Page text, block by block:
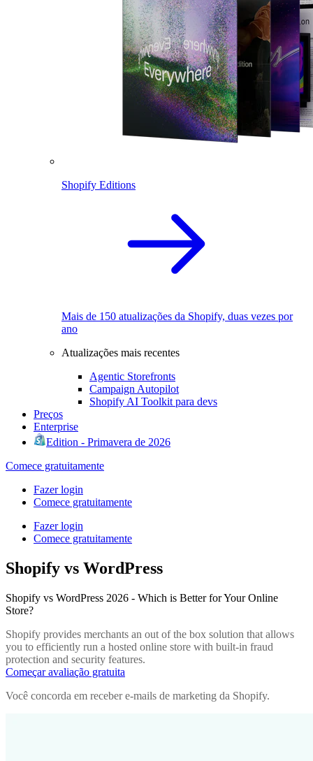
Shopify Editions
Mais de 150 atualizações da Shopify, duas vezes por
ano
Atualizações mais recentes
Agentic Storefronts
Campaign Autopilot
Shopify AI Toolkit para devs
Preços
Enterprise
Edition - Primavera de 2026
Comece gratuitamente
Fazer login
Comece gratuitamente
Fazer login
Comece gratuitamente
Shopify vs WordPress
Shopify vs WordPress 2026 - Which is Better for Your Online
Store?
Shopify provides merchants an out of the box solution that allows
you to efficiently run a hosted online store with built-in fraud
protection and security features.
Começar avaliação gratuita
Você concorda em receber e-mails de marketing da Shopify.